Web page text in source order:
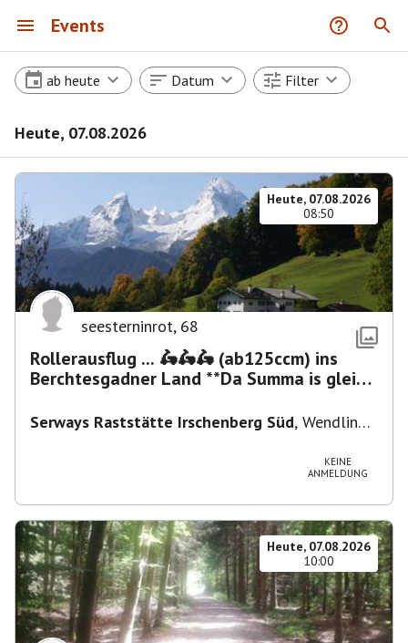
Events
ab heute Datum Filter
Heute, 07.08.2026
Heute, 07.08.2026
08:50
seesterninrot, 68
Rollerausflug ... 🛵🛵🛵 (ab125ccm) ins
Berchtesgadner Land **Da Summa is glei
Serways Raststätte Irschenberg Süd, Wendling
KEINE
ANMELDUNG
Heute, 07.08.2026
10:00